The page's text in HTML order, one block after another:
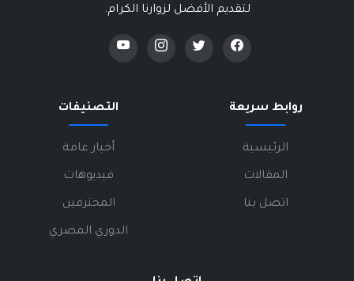
لتقديم الأفضل لزوارنا الكرام.
روابط سريعة
الرئيسية
المقالات
اتصل بنا
التصنيفات
أخبار عامة
فيديوهات
المحترفين
الدوري المصري